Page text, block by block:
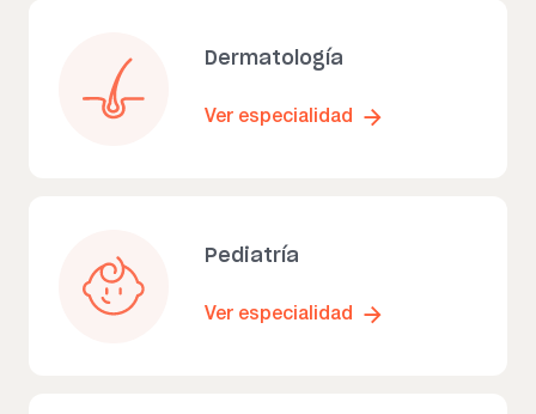
Dermatología
Ver especialidad
Pediatría
Ver especialidad